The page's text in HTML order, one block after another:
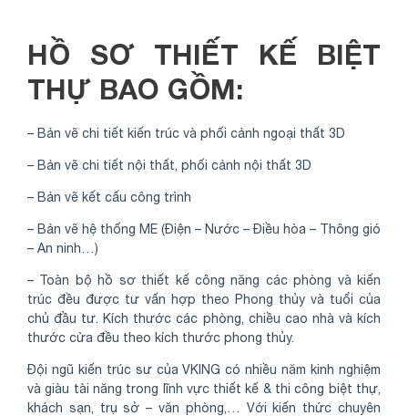
HỒ SƠ THIẾT KẾ BIỆT
THỰ BAO GỒM:
– Bản vẽ chi tiết kiến trúc và phối cảnh ngoại thất 3D
– Bản vẽ chi tiết nội thất, phối cảnh nội thất 3D
– Bản vẽ kết cấu công trình
– Bản vẽ hệ thống ME (Điện – Nước – Điều hòa – Thông gió
– An ninh…)
– Toàn bộ hồ sơ thiết kế công năng các phòng và kiến
trúc đều được tư vấn hợp theo Phong thủy và tuổi của
chủ đầu tư. Kích thước các phòng, chiều cao nhà và kích
thước cửa đều theo kích thước phong thủy.
Đội ngũ kiến trúc sư của VKING có nhiều năm kinh nghiệm
và giàu tài năng trong lĩnh vực thiết kế & thi công biệt thự,
khách sạn, trụ sở – văn phòng,… Với kiến thức chuyên